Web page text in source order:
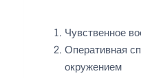
Чувственное
Оперативная
окружением